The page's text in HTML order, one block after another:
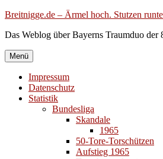
Zum
springen
Breitnigge.de – Ärmel hoch. Stutzen
Das Weblog über Bayerns Traumduo der
Menü
Impressum
Datenschutz
Statistik
Bundesliga
Skandale
1965
50-Tore-Torschützen
Aufstieg 1965